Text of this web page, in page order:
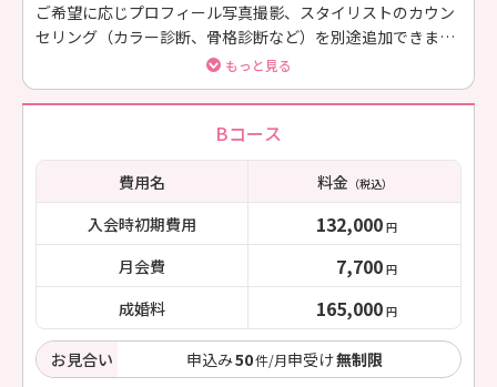
ご希望に応じプロフィール写真撮影、スタイリストのカウン
セリング（カラー診断、骨格診断など）を別途追加できま
もっと見る
Bコース
費用名 料金（税込）
入会時初期費用 132,000 円
月会費 7,700 円
成婚料 165,000 円
お見合い 申込み50件/月申受け無制限